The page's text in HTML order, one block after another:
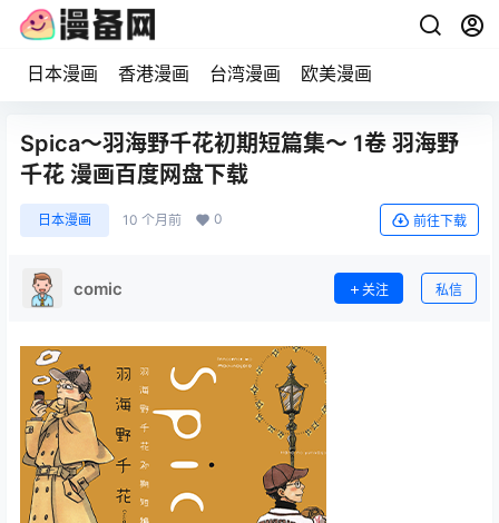
日本漫画 香港漫画 台湾漫画 欧美漫画
Spica～羽海野千花初期短篇集～ 1卷 羽海野
千花 漫画百度网盘下载
日本漫画 10 个月前 0 前往下载
comic 关注 私信